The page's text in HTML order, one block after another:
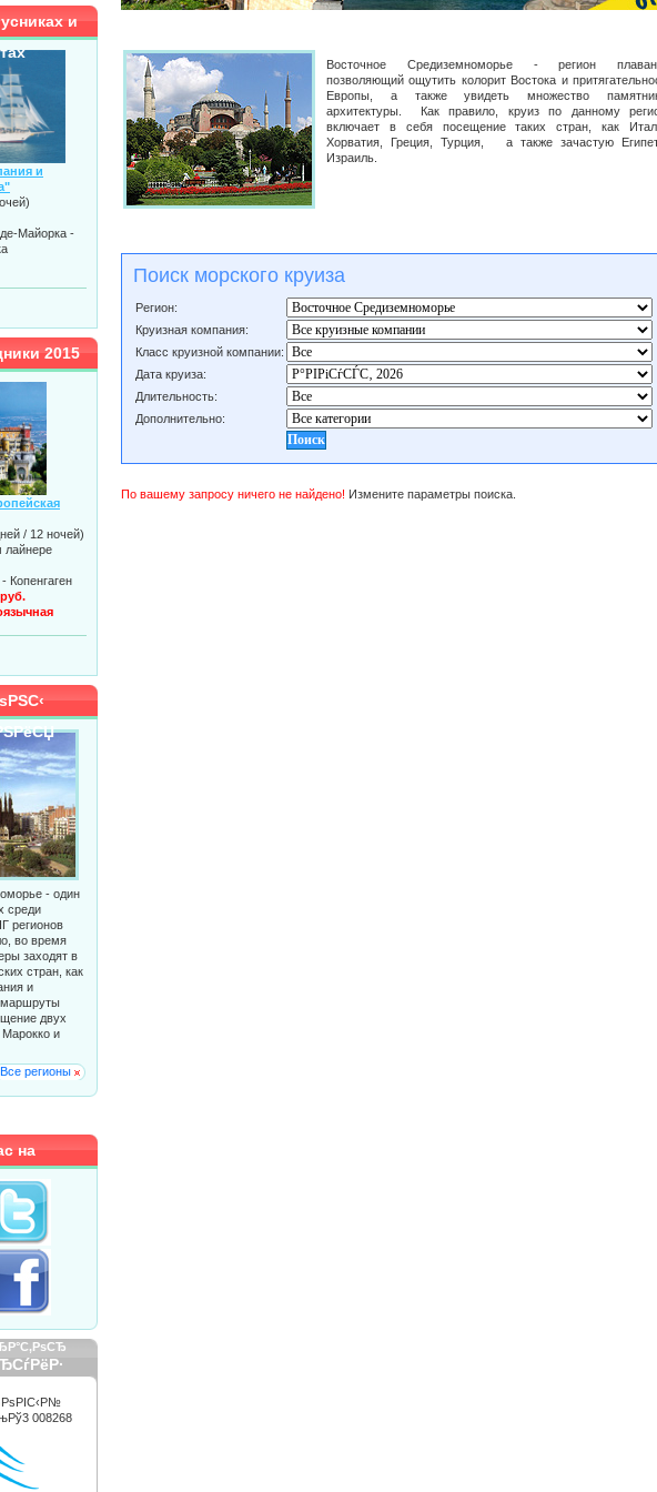
Восточное Средиземноморье - регион
позволяющий ощутить колорит Востока и
Европы, а также увидеть множество
архитектуры. Как правило, круиз по данному
включает в себя посещение таких стран, как
Хорватия, Греция, Турция, а также зачастую
Израиль.
Поиск морского круиза
Регион:
Круизная компания:
Класс круизной компании:
Дата круиза:
Длительность:
Дополнительно:
По вашему запросу ничего не найдено! Измените параметры поиска.
и
и
Майорка -
2015
/ 12 ночей)
лайнере
Копенгаген
- один
среди
регионов
во время
заходят в
стран, как
и
маршруты
двух
Марокко и
Все регионы
на
008268